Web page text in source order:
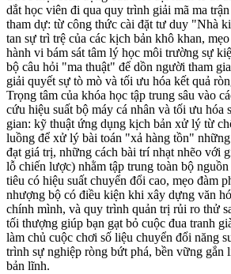
dắt học viên đi qua quy trình giải mã ma
tham dự: từ công thức cài đặt tư duy "Nhà
tan sự trì trệ của các kịch bản khô khan,
hành vi bám sát tâm lý học môi trường sự
bộ câu hỏi "ma thuật" để dồn người tham
giải quyết sự tò mò và tối ưu hóa kết quả
Trọng tâm của khóa học tập trung sâu vào
cứu hiệu suất bộ máy cá nhân và tối ưu hóa
gian: kỹ thuật ứng dụng kịch bản xử lý từ
luồng để xử lý bài toán "xả hàng tồn"
đạt giá trị, những cách bài trí nhạt nhẽo với
lỗ chiến lược) nhằm tập trung toàn bộ
tiêu có hiệu suất chuyển đổi cao, mẹo đàm
nhượng bộ có điều kiện khi xây dựng văn
chính mình, và quy trình quản trị rủi ro thử
tối thượng giúp bạn gạt bỏ cuộc đua tranh
làm chủ cuộc chơi số liệu chuyển đổi năng
trình sự nghiệp ròng bứt phá, bền vững gắn
bản lĩnh.